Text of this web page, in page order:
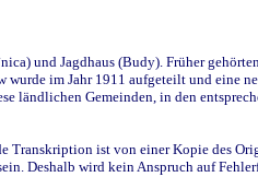
und Jagdhaus (Budy). Früher
im Jahr 1911 aufgeteilt und eine
Gemeinden, in den
Transkription ist von einer Kopie des
Deshalb wird kein Anspruch auf